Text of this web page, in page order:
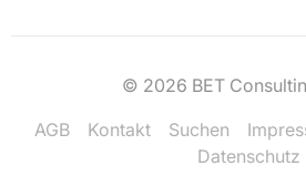
© 2026 BET
AGB
Kontakt Suchen
Datenschutz